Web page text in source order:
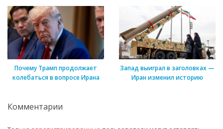
Почему Трамп продолжает
колебаться в вопросе Ирана
Запад выиграл в заголовках —
Иран изменил историю
Комментарии